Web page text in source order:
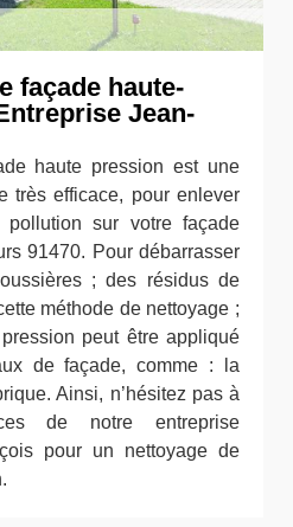
façade haute-
Jean-
haute pression est une
très efficace, pour enlever
sur votre façade
91470. Pour débarrasser
; des résidus de
méthode de nettoyage ;
peut être appliqué
de façade, comme : la
Ainsi, n’hésitez pas à
de notre entreprise
pour un nettoyage de